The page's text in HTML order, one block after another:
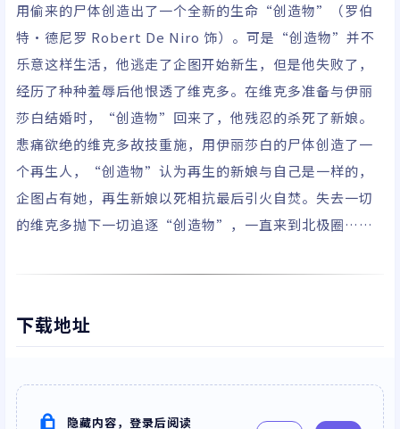
用偷来的尸体创造出了一个全新的生命“创造物”（罗伯
特·德尼罗 Robert De Niro 饰）。可是“创造物”并不
乐意这样生活，他逃走了企图开始新生，但是他失败了，
经历了种种羞辱后他恨透了维克多。在维克多准备与伊丽
莎白结婚时，“创造物”回来了，他残忍的杀死了新娘。
悲痛欲绝的维克多故技重施，用伊丽莎白的尸体创造了一
个再生人，“创造物”认为再生的新娘与自己是一样的，
企图占有她，再生新娘以死相抗最后引火自焚。失去一切
的维克多抛下一切追逐“创造物”，一直来到北极圈……
下载地址
隐藏内容，登录后阅读